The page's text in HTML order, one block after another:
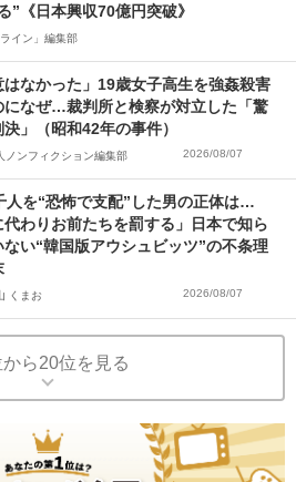
”《日本興収70億円突破》
ライン」編集部
はなかった」19歳女子高生を強姦殺害
になぜ…裁判所と検察が対立した「驚
決」（昭和42年の事件）
ノンフィクション編集部 2026/08/07
人を“恐怖で支配”した男の正体は…
代わりお前たちを罰する」日本で知ら
ない“韓国版アウシュビッツ”の不条理
くまお 2026/08/07
ら20位を見る